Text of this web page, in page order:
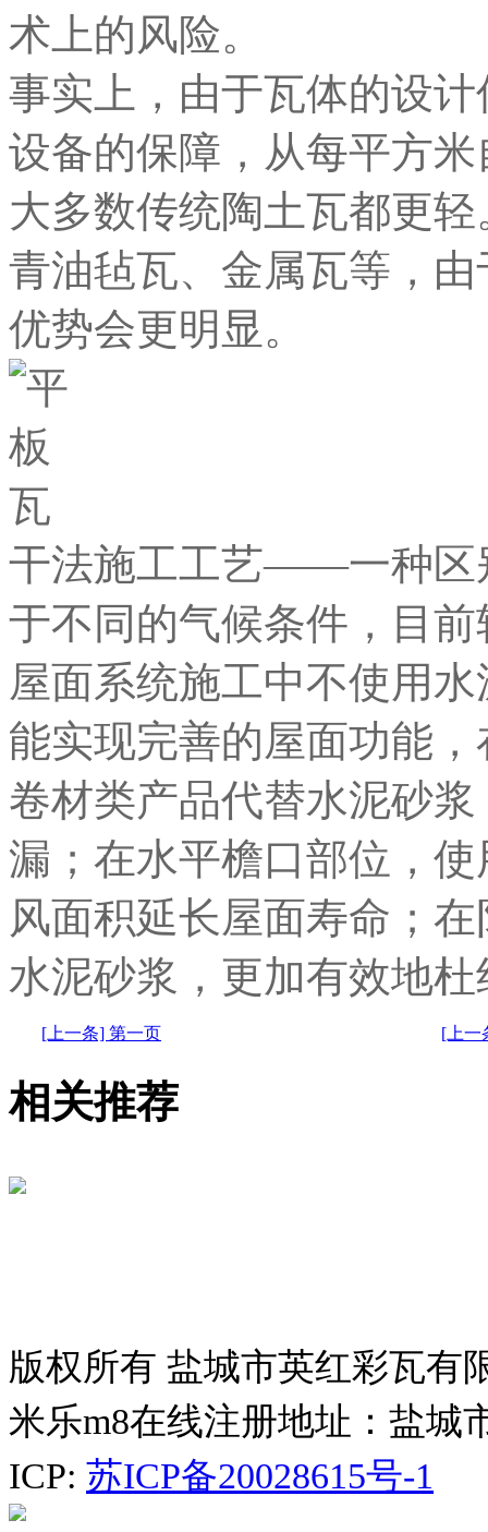
术上的风险。
事实上，由于瓦体的设
设备的保障，从每平方
大多数传统陶土瓦都更
青油毡瓦、金属瓦等，
优势会更明显。
干法施工工艺——一种区
于不同的气候条件，目
屋面系统施工中不使用
能实现完善的屋面功能
卷材类产品代替水泥砂
漏；在水平檐口部位，
风面积延长屋面寿命；
水泥砂浆，更加有效地
[上一条] 第一页 [上一
相关推荐
版权所有 盐城市英红彩瓦有
米乐m8在线注册地址：盐城
ICP: 苏ICP备20028615号-1